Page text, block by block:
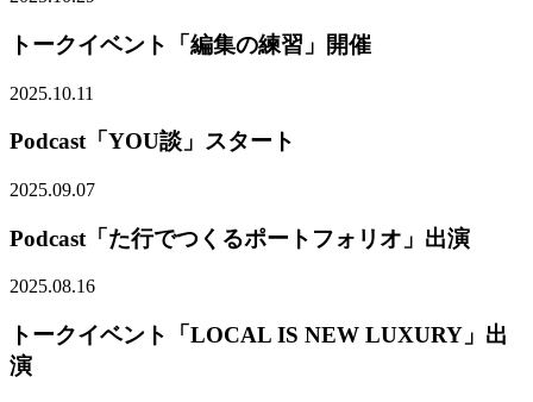
トークイベント「編集の練習」開催
2025.10.11
Podcast「YOU談」スタート
2025.09.07
Podcast「た行でつくるポートフォリオ」出演
2025.08.16
トークイベント「LOCAL IS NEW LUXURY」出
演